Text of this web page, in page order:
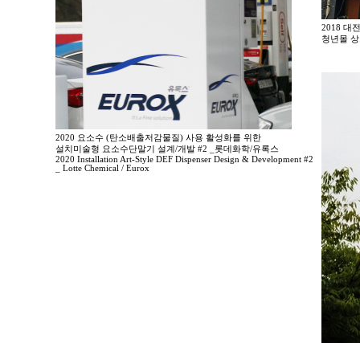
2020 요소수 (탄소배출저감물질) 사용 활성화를 위한
설치미술형 요소수단말기 설계/개발 #2 _롯데화학/유록스
2020 Installation Art-Style DEF Dispenser Design & Development #2
_ Lotte Chemical / Eurox
2018 대
청년몰